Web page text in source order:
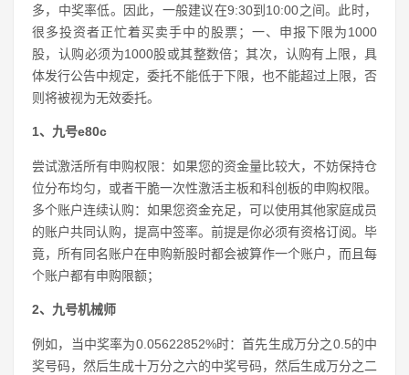
多，中奖率低。因此，一般建议在9:30到10:00之间。此时，
很多投资者正忙着买卖手中的股票；一、申报下限为1000
股，认购必须为1000股或其整数倍；其次，认购有上限，具
体发行公告中规定，委托不能低于下限，也不能超过上限，否
则将被视为无效委托。
1、九号e80c
尝试激活所有申购权限：如果您的资金量比较大，不妨保持仓
位分布均匀，或者干脆一次性激活主板和科创板的申购权限。
多个账户连续认购：如果您资金充足，可以使用其他家庭成员
的账户共同认购，提高中签率。前提是你必须有资格订阅。毕
竟，所有同名账户在申购新股时都会被算作一个账户，而且每
个账户都有申购限额；
2、九号机械师
例如，当中奖率为0.05622852%时：首先生成万分之0.5的中
奖号码，然后生成十万分之六的中奖号码，然后生成万分之二